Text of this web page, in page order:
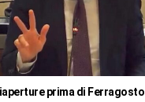
prima di Ferragosto